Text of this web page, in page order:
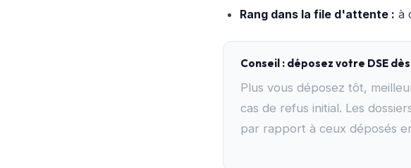
Rang dans la file d'attente : à
Conseil : déposez votre DSE
Plus vous déposez tôt,
cas de refus initial. Les
par rapport à ceux déposés